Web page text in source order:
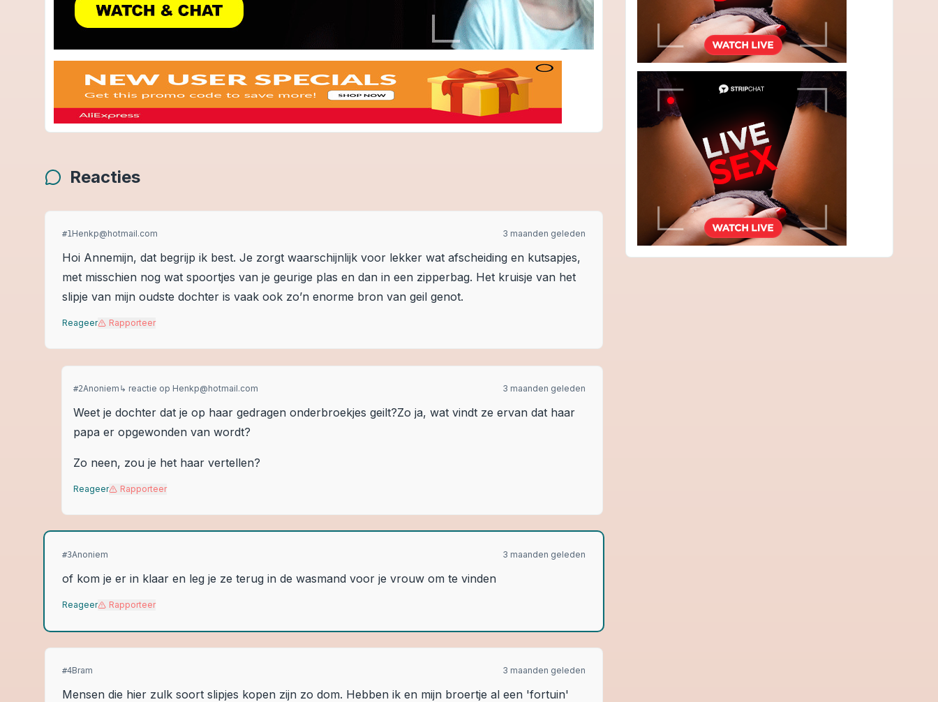
Reacties
#1Henkp@hotmail.com 3 maanden geleden
Hoi Annemijn, dat begrijp ik best. Je zorgt waarschijnlijk voor lekker wat afscheiding en kutsapjes,
met misschien nog wat spoortjes van je geurige plas en dan in een zipperbag. Het kruisje van het
slipje van mijn oudste dochter is vaak ook zo’n enorme bron van geil genot.
Reageer Rapporteer
#2Anoniem ↳ reactie op Henkp@hotmail.com 3 maanden geleden
Weet je dochter dat je op haar gedragen onderbroekjes geilt?Zo ja, wat vindt ze ervan dat haar
papa er opgewonden van wordt?
Zo neen, zou je het haar vertellen?
Reageer Rapporteer
#3Anoniem 3 maanden geleden
of kom je er in klaar en leg je ze terug in de wasmand voor je vrouw om te vinden
Reageer Rapporteer
#4Bram 3 maanden geleden
Mensen die hier zulk soort slipjes kopen zijn zo dom. Hebben ik en mijn broertje al een 'fortuin'